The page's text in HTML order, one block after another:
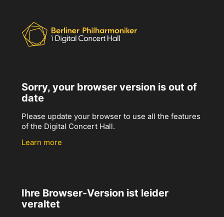
Sorry, your browser version is out of
date
Please update your browser to use all the features
of the Digital Concert Hall.
Learn more
Ihre Browser-Version ist leider
veraltet